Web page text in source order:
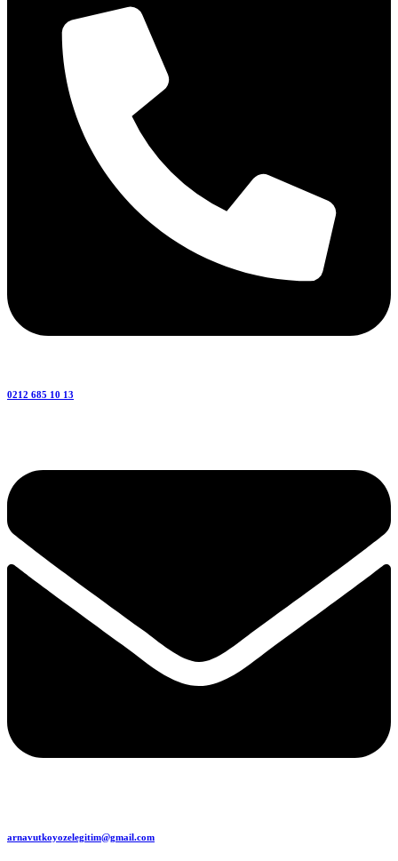
0212 685 10 13
arnavutkoyozelegitim@gmail.com